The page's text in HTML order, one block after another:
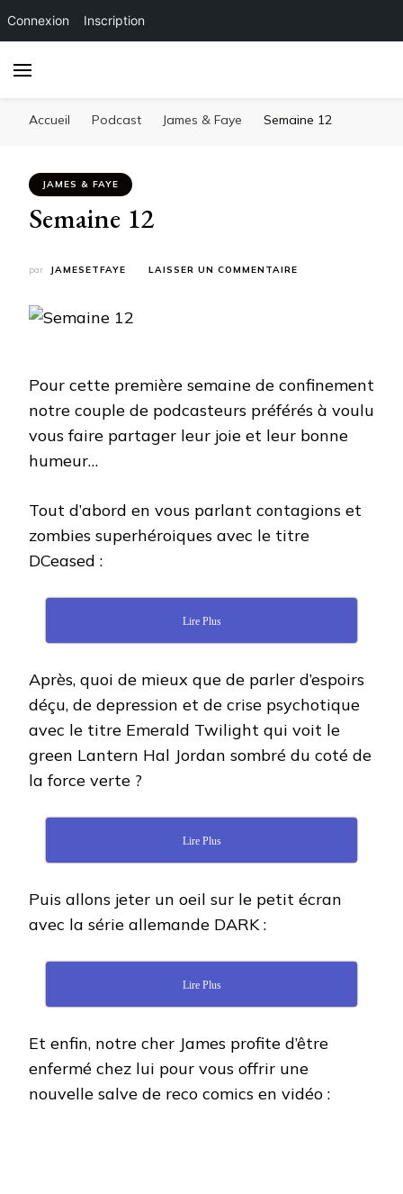
Connexion Inscription
Accueil Podcast James & Faye Semaine 12
JAMES & FAYE
Semaine 12
par JAMESETFAYE LAISSER UN COMMENTAIRE
Pour cette première semaine de confinement
notre couple de podcasteurs préférés à voulu
vous faire partager leur joie et leur bonne
humeur…
Tout d’abord en vous parlant contagions et
zombies superhéroiques avec le titre
DCeased :
Lire Plus
Après, quoi de mieux que de parler d’espoirs
déçu, de depression et de crise psychotique
avec le titre Emerald Twilight qui voit le
green Lantern Hal Jordan sombré du coté de
la force verte ?
Lire Plus
Puis allons jeter un oeil sur le petit écran
avec la série allemande DARK :
Lire Plus
Et enfin, notre cher James profite d’être
enfermé chez lui pour vous offrir une
nouvelle salve de reco comics en vidéo :